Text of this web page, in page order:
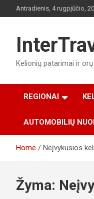
to
Antradienis, 4 rugpjūčio,
Kelionių patarimai ir
REGIONAI
AUTOMOBILIŲ
Home Neįvykusios
Žyma: